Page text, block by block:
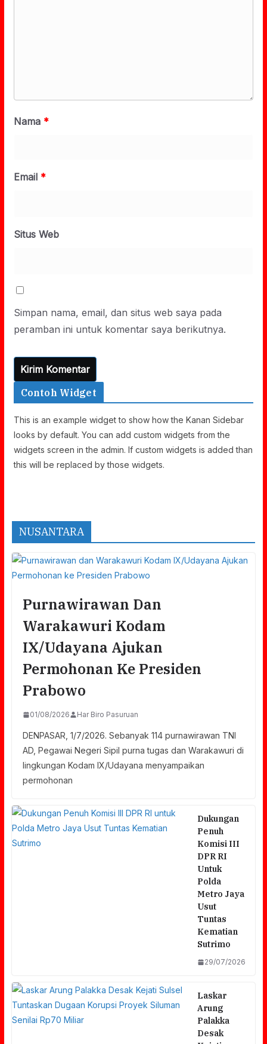
Nama *
Email *
Situs Web
Simpan nama, email, dan situs web saya pada
peramban ini untuk komentar saya berikutnya.
Contoh Widget
This is an example widget to show how the Kanan Sidebar
looks by default. You can add custom widgets from the
widgets screen in the admin. If custom widgets is added than
this will be replaced by those widgets.
NUSANTARA
Purnawirawan Dan
Warakawuri Kodam
IX/Udayana Ajukan
Permohonan Ke Presiden
Prabowo
01/08/2026 Har Biro Pasuruan
DENPASAR, 1/7/2026. Sebanyak 114 purnawirawan TNI
AD, Pegawai Negeri Sipil purna tugas dan Warakawuri di
lingkungan Kodam IX/Udayana menyampaikan
permohonan
Dukungan
Penuh
Komisi III
DPR RI
Untuk
Polda
Metro Jaya
Usut
Tuntas
Kematian
Sutrimo
29/07/2026
Laskar
Arung
Palakka
Desak